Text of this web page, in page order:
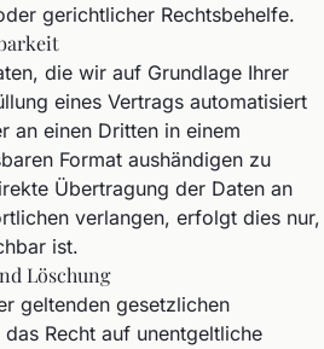
gerichtlicher Rechtsbehelfe.
die wir auf Grundlage Ihrer
eines Vertrags automatisiert
an einen Dritten in einem
Format aushändigen zu
Übertragung der Daten an
verlangen, erfolgt dies nur,
ist.
Löschung
geltenden gesetzlichen
Recht auf unentgeltliche